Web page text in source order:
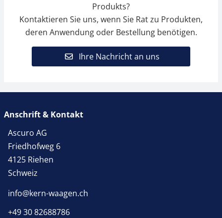
Produkts?
Kontaktieren Sie uns, wenn Sie Rat zu Produkten,
deren Anwendung oder Bestellung benötigen.
Ihre Nachricht an uns
Anschrift & Kontakt
Ascuro AG
Friedhofweg 6
4125 Riehen
Schweiz
info@kern-waagen.ch
+49 30 82688786